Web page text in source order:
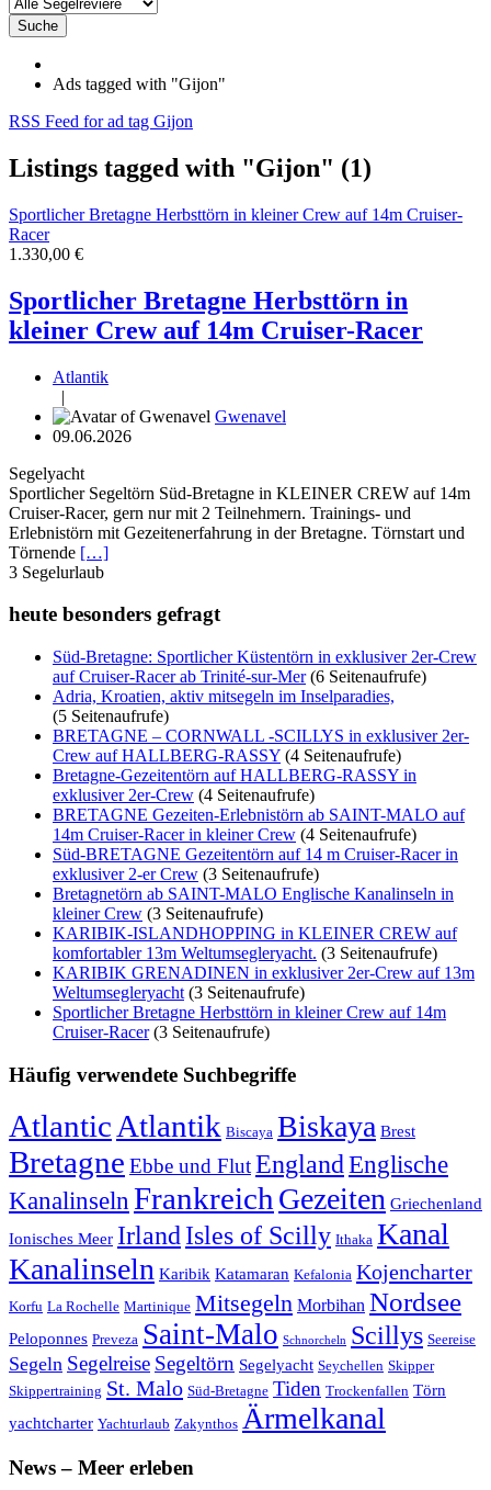
Suche
Ads tagged with "Gijon"
RSS Feed for ad tag Gijon
Listings tagged with "Gijon" (1)
Sportlicher Bretagne Herbsttörn in kleiner Crew auf 14m Cruiser-
Racer
1.330,00 €
Sportlicher Bretagne Herbsttörn in
kleiner Crew auf 14m Cruiser-Racer
Atlantik
|
Gwenavel
09.06.2026
Segelyacht
Sportlicher Segeltörn Süd-Bretagne in KLEINER CREW auf 14m
Cruiser-Racer, gern nur mit 2 Teilnehmern. Trainings- und
Erlebnistörn mit Gezeitenerfahrung in der Bretagne. Törnstart und
Törnende […]
3 Segelurlaub
heute besonders gefragt
Süd-Bretagne: Sportlicher Küstentörn in exklusiver 2er-Crew
auf Cruiser-Racer ab Trinité-sur-Mer(6 Seitenaufrufe)
Adria, Kroatien, aktiv mitsegeln im Inselparadies,
(5 Seitenaufrufe)
BRETAGNE – CORNWALL -SCILLYS in exklusiver 2er-
Crew auf HALLBERG-RASSY (4 Seitenaufrufe)
Bretagne-Gezeitentörn auf HALLBERG-RASSY in
exklusiver 2er-Crew (4 Seitenaufrufe)
BRETAGNE Gezeiten-Erlebnistörn ab SAINT-MALO auf
14m Cruiser-Racer in kleiner Crew (4 Seitenaufrufe)
Süd-BRETAGNE Gezeitentörn auf 14 m Cruiser-Racer in
exklusiver 2-er Crew (3 Seitenaufrufe)
Bretagnetörn ab SAINT-MALO Englische Kanalinseln in
kleiner Crew (3 Seitenaufrufe)
KARIBIK-ISLANDHOPPING in KLEINER CREW auf
komfortabler 13m Weltumsegleryacht. (3 Seitenaufrufe)
KARIBIK GRENADINEN in exklusiver 2er-Crew auf 13m
Weltumsegleryacht (3 Seitenaufrufe)
Sportlicher Bretagne Herbsttörn in kleiner Crew auf 14m
Cruiser-Racer(3 Seitenaufrufe)
Häufig verwendete Suchbegriffe
Atlantic Atlantik Biscaya Biskaya Brest
Bretagne Ebbe und Flut EnglandEnglische
Kanalinseln Frankreich Gezeiten Griechenland
Ionisches Meer Irland Isles of Scilly Ithaka Kanal
Kanalinseln Karibik Katamaran Kefalonia Kojencharter
Korfu La Rochelle Martinique Mitsegeln Morbihan Nordsee
Peloponnes Preveza Saint-Malo Schnorcheln Scillys Seereise
Segeln Segelreise Segeltörn Segelyacht Seychellen Skipper
Skippertraining St. Malo Süd-Bretagne Tiden Trockenfallen Törn
yachtcharter Yachturlaub Zakynthos Ärmelkanal
News – Meer erleben